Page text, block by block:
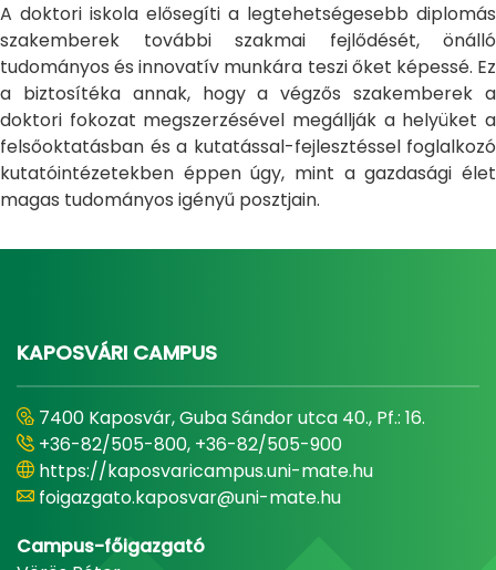
A doktori iskola elősegíti a legtehetségesebb diplomás
szakemberek további szakmai fejlődését, önálló
tudományos és innovatív munkára teszi őket képessé. Ez
a biztosítéka annak, hogy a végzős szakemberek a
doktori fokozat megszerzésével megállják a helyüket a
felsőoktatásban és a kutatással-fejlesztéssel foglalkozó
kutatóintézetekben éppen úgy, mint a gazdasági élet
magas tudományos igényű posztjain.
KAPOSVÁRI CAMPUS
7400 Kaposvár, Guba Sándor utca 40., Pf.: 16.
+36-82/505-800, +36-82/505-900
https://kaposvaricampus.uni-mate.hu
foigazgato.kaposvar@uni-mate.hu
Campus-főigazgató